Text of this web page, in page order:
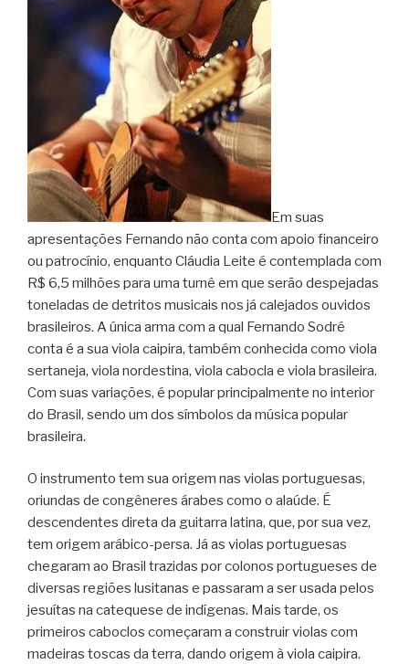
Em suas
apresentações Fernando não conta com apoio financeiro
ou patrocínio, enquanto Cláudia Leite é contemplada com
R$ 6,5 milhões para uma turnê em que serão despejadas
toneladas de detritos musicais nos já calejados ouvidos
brasileiros. A única arma com a qual Fernando Sodré
conta é a sua viola caipira, também conhecida como viola
sertaneja, viola nordestina, viola cabocla e viola brasileira.
Com suas variações, é popular principalmente no interior
do Brasil, sendo um dos símbolos da música popular
brasileira.
O instrumento tem sua origem nas violas portuguesas,
oriundas de congêneres árabes como o alaúde. É
descendentes direta da guitarra latina, que, por sua vez,
tem origem arábico-persa. Já as violas portuguesas
chegaram ao Brasil trazidas por colonos portugueses de
diversas regiões lusitanas e passaram a ser usada pelos
jesuítas na catequese de indígenas. Mais tarde, os
primeiros caboclos começaram a construir violas com
madeiras toscas da terra, dando origem à viola caipira.